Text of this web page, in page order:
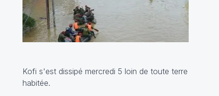
Kofi s'est dissipé mercredi 5 loin de toute terre
habitée.